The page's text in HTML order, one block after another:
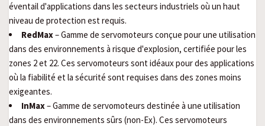
éventail d'applications dans les secteurs industriels où un haut
niveau de protection est requis.
RedMax– Gamme de servomoteurs conçue pour une utilisation
dans des environnements à risque d'explosion, certifiée pour les
zones 2 et 22. Ces servomoteurs sont idéaux pour des applications
où la fiabilité et la sécurité sont requises dans des zones moins
exigeantes.
InMax– Gamme de servomoteurs destinée à une utilisation
dans des environnements sûrs (non-Ex). Ces servomoteurs